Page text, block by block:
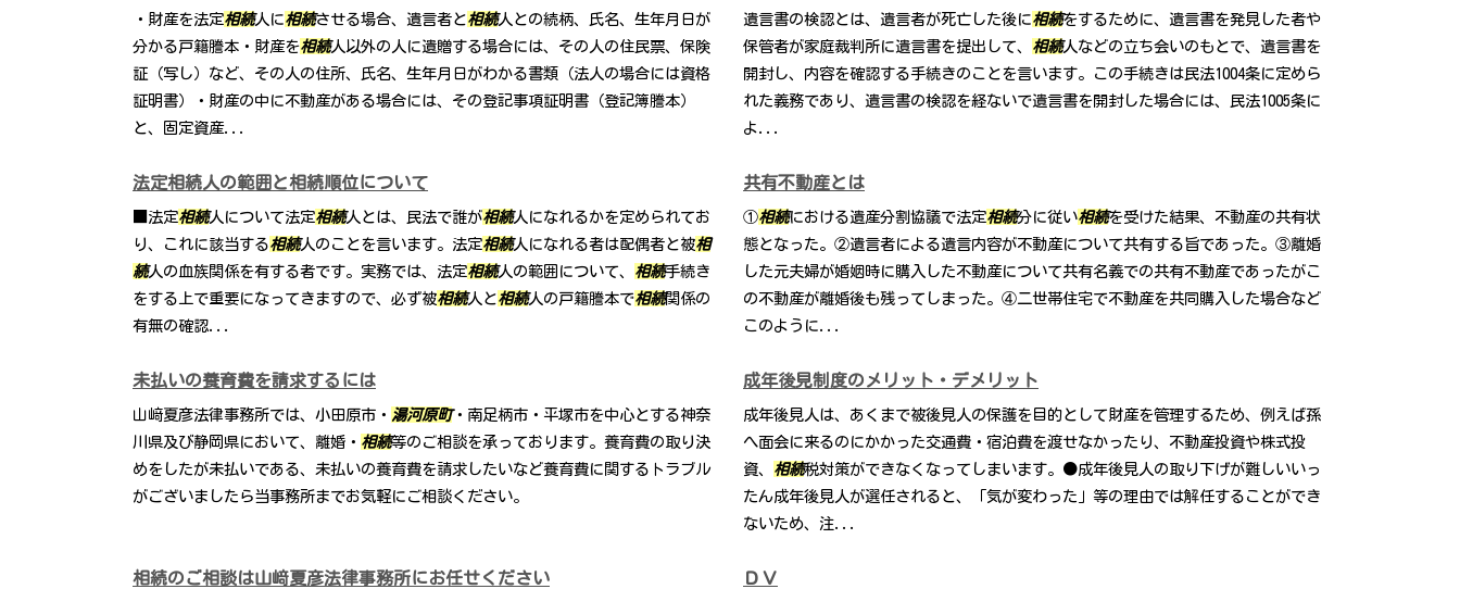
・財産を法定相続人に相続させる場合、遺言者と相続人との続柄、氏名、生年月日が
分かる戸籍謄本・財産を相続人以外の人に遺贈する場合には、その人の住民票、保険
証（写し）など、その人の住所、氏名、生年月日がわかる書類（法人の場合には資格
証明書）・財産の中に不動産がある場合には、その登記事項証明書（登記簿謄本）
と、固定資産...
遺言書の検認とは、遺言者が死亡した後に相続をするために、遺言書を発見した者や
保管者が家庭裁判所に遺言書を提出して、 相続人などの立ち会いのもとで、遺言書を
開封し、内容を確認する手続きのことを言います。この手続きは民法1004条に定めら
れた義務であり、遺言書の検認を経ないで遺言書を開封した場合には、民法1005条に
よ...
法定相続人の範囲と相続順位について
■法定相続人について法定相続人とは、民法で誰が相続人になれるかを定められてお
り、これに該当する相続人のことを言います。法定相続人になれる者は配偶者と被相
続人の血族関係を有する者です。実務では、法定相続人の範囲について、 相続手続き
をする上で重要になってきますので、必ず被相続人と相続人の戸籍謄本で相続関係の
有無の確認...
共有不動産とは
①相続における遺産分割協議で法定相続分に従い相続を受けた結果、不動産の共有状
態となった。②遺言者による遺言内容が不動産について共有する旨であった。③離婚
した元夫婦が婚姻時に購入した不動産について共有名義での共有不動産であったがこ
の不動産が離婚後も残ってしまった。④二世帯住宅で不動産を共同購入した場合など
このように...
未払いの養育費を請求するには
山﨑夏彦法律事務所では、小田原市・ 湯河原町・南足柄市・平塚市を中心とする神奈
川県及び静岡県において、離婚・ 相続等のご相談を承っております。養育費の取り決
めをしたが未払いである、未払いの養育費を請求したいなど養育費に関するトラブル
がございましたら当事務所までお気軽にご相談ください。
成年後見制度のメリット・デメリット
成年後見人は、あくまで被後見人の保護を目的として財産を管理するため、例えば孫
へ面会に来るのにかかった交通費・宿泊費を渡せなかったり、不動産投資や株式投
資、 相続税対策ができなくなってしまいます。●成年後見人の取り下げが難しいいっ
たん成年後見人が選任されると、「気が変わった」等の理由では解任することができ
ないため、注...
相続のご相談は山﨑夏彦法律事務所にお任せください ＤＶ